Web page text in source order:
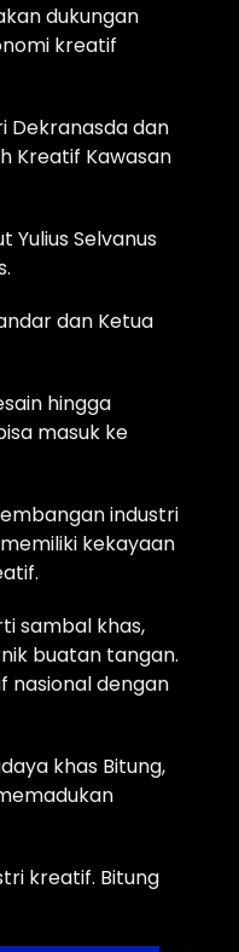
dukungan
kreatif
Dekranasda dan
Kreatif Kawasan
Yulius Selvanus
dan Ketua
hingga
masuk ke
industri
kekayaan
sambal khas,
buatan tangan.
nasional dengan
khas Bitung,
kreatif. Bitung